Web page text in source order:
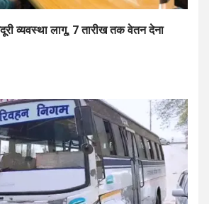
व्यवस्था लागू, 7 तारीख तक वेतन देना